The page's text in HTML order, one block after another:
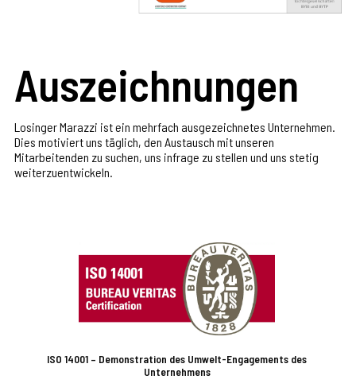
Auszeichnungen
Losinger Marazzi ist ein mehrfach ausgezeichnetes Unternehmen.
Dies motiviert uns täglich, den Austausch mit unseren
Mitarbeitenden zu suchen, uns infrage zu stellen und uns stetig
weiterzuentwickeln.
ISO 14001 – Demonstration des Umwelt-Engagements des
Unternehmens